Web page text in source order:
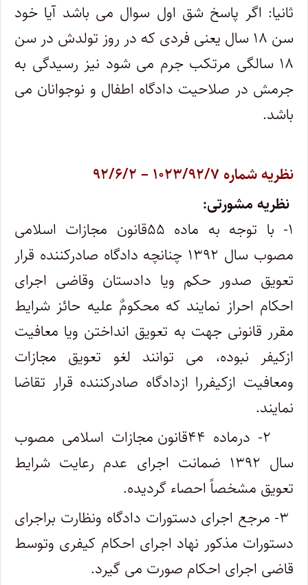
ثانیا: اگر پاسخ شق اول سوال می باشد آیا خود
سن ۱۸ سال یعنی فردی که در روز تولدش در سن
۱۸ سالگی مرتکب جرم می شود نیز رسیدگی به
جرمش در صلاحیت دادگاه اطفال و نوجوانان می
باشد.
نظریه شماره ۱۰۲۳/۹۲/۷ – ۹۲/۶/۲
نظریه مشورتی:
۱- با توجه به ماده ۵۵قانون مجازات اسلامی
مصوب سال ۱۳۹۲ چنانچه دادگاه صادرکننده قرار
تعویق صدور حکم ویا دادستان وقاضی اجرای
احکام احراز نمایند که محکومٌ علیه حائز شرایط
مقرر قانونی جهت به تعویق انداختن ویا معافیت
ازکیفر نبوده، می توانند لغو تعویق مجازات
ومعافیت ازکیفررا ازدادگاه صادرکننده قرار تقاضا
نمایند.
۲- درماده ۴۴قانون مجازات اسلامی مصوب
سال ۱۳۹۲ ضمانت اجرای عدم رعایت شرایط
تعویق مشخصاً‌ احصاء گردیده.
۳- مرجع اجرای دستورات دادگاه ونظارت براجرای
دستورات مذکور نهاد اجرای احکام کیفری وتوسط
قاضی اجرای احکام صورت می گیرد.